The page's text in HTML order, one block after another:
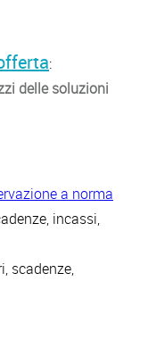
:
delle soluzioni
a norma
incassi,
scadenze,